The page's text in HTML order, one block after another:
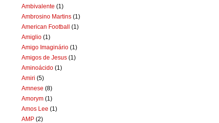
Ambivalente (1)
Ambrosino Martins (1)
American Football (1)
Amiglio (1)
Amigo Imaginário (1)
Amigos de Jesus (1)
Aminoácido (1)
Amiri (5)
Amnese (8)
Amorym (1)
Amos Lee (1)
AMP (2)